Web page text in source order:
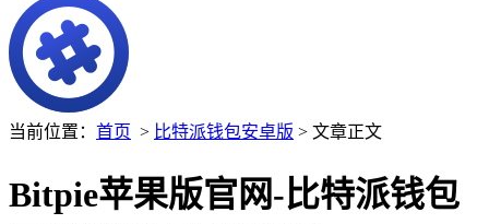
当前位置： 首页 > 比特派钱包安卓版 > 文章正文
Bitpie苹果版官网-比特派钱包